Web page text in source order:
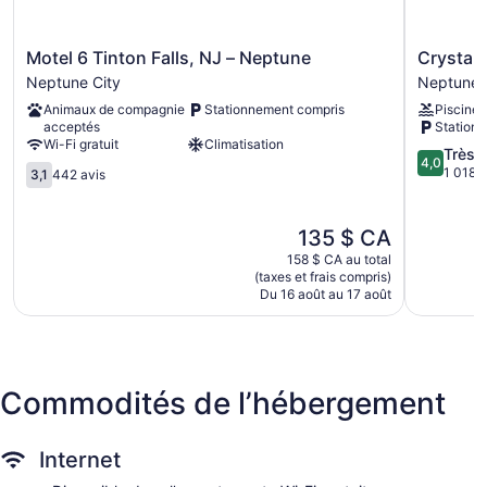
Motel
6
Tinton
Falls,
NJ
–
Neptune
Neptune
Motel 6 Tinton Falls, NJ – Neptune
Neptune City
Animaux de compagnie
acceptés
Stationnement compris
Wi-Fi gratuit Climatisation
3.1
sur
3,1 442 avis
Le
prix
est
de
135 $ CA
135 $ CA
158 $ CA au total
(taxes et frais compris)
Du 16 août au 17 août
Crystal
Inn
Neptune
Neptune
City
Crystal
Neptune
Piscine
4.0
sur
4,0 Très
1 018
Commodités de l’hébergement
Internet